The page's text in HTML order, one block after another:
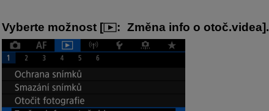
Vyberte možnost [ : Změna info o otoč.videa].